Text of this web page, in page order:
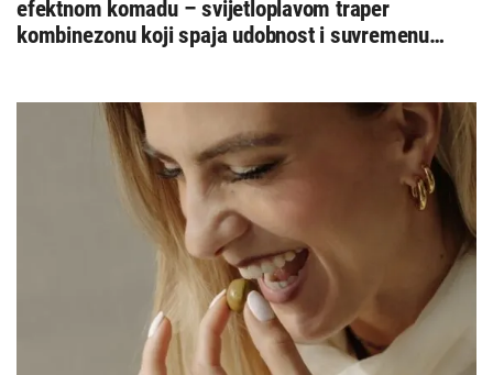
efektnom komadu – svijetloplavom traper
kombinezonu koji spaja udobnost i suvremenu